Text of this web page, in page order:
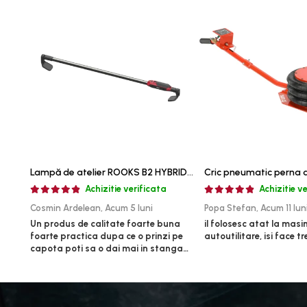
Sistem Vibro-Power
Sisteme de ridicare si sustinere
Truse de surubelnite
Masini de dejantat roti
Masini de echilibrat roti
Piese de schimb
Lampă de atelier ROOKS B2 HYBRID pentru capotă, 2000 lumeni, 5000 mAh
Achizitie verificata
Cosmin Ardelean, Acum 5 luni
Un produs de calitate foarte buna
foarte practica dupa ce o prinzi pe
capota poti sa o dai mai in stanga
destul de mult dar daca o bagi la
Achizitie
Popa Stefan, Acum 11 luni
il folosesc atat la
autoutilitare, isi face